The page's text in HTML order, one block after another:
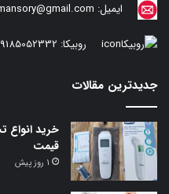
ایمیل:
روبیکا:
جدیدترین مقالات
خرید انواع
قیمت
1 روز پیش